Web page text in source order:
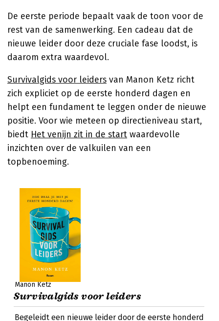
De eerste periode bepaalt vaak de toon voor de
rest van de samenwerking. Een cadeau dat de
nieuwe leider door deze cruciale fase loodst, is
daarom extra waardevol.
Survivalgids voor leiders van Manon Ketz richt
zich expliciet op de eerste honderd dagen en
helpt een fundament te leggen onder de nieuwe
positie. Voor wie meteen op directieniveau start,
biedt Het venijn zit in de start waardevolle
inzichten over de valkuilen van een
topbenoeming.
Manon Ketz
Survivalgids voor leiders
Begeleidt een nieuwe leider door de eerste honderd